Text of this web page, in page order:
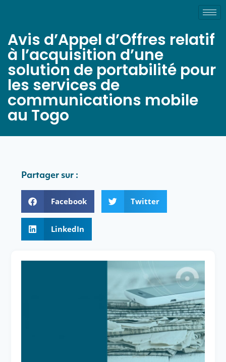
Avis d’Appel d’Offres relatif
à l’acquisition d’une
solution de portabilité pour
les services de
communications mobile
au Togo
Partager sur :
Facebook Twitter
LinkedIn